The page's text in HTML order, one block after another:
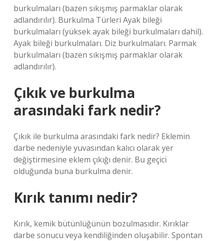
burkulmaları (bazen sıkışmış parmaklar olarak
adlandırılır). Burkulma Türleri Ayak bileği
burkulmaları (yüksek ayak bileği burkulmaları dahil).
Ayak bileği burkulmaları. Diz burkulmaları. Parmak
burkulmaları (bazen sıkışmış parmaklar olarak
adlandırılır).
Çıkık ve burkulma
arasındaki fark nedir?
Çıkık ile burkulma arasındaki fark nedir? Eklemin
darbe nedeniyle yuvasından kalıcı olarak yer
değiştirmesine eklem çıkığı denir. Bu geçici
olduğunda buna burkulma denir.
Kırık tanımı nedir?
Kırık, kemik bütünlüğünün bozulmasıdır. Kırıklar
darbe sonucu veya kendiliğinden oluşabilir. Spontan